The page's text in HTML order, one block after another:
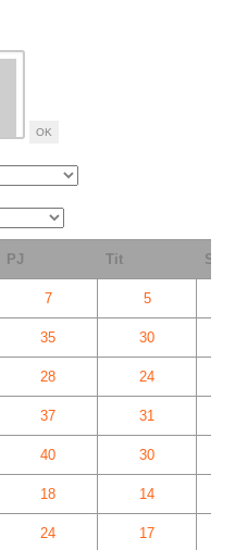
PJ Tit Sup
7 5
35 30
28 24
37 31
40 30
18 14
24 17